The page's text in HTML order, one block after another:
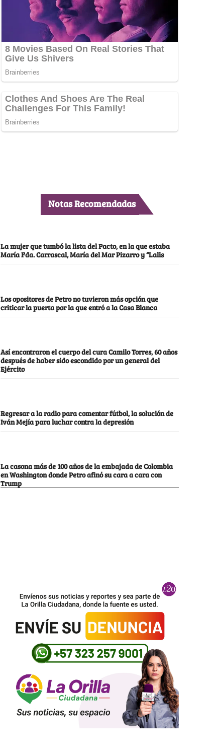
Notas Recomendadas
La mujer que tumbó la lista del Pacto, en la que estaba
María Fda. Carrascal, María del Mar Pizarro y “Lalis
Los opositores de Petro no tuvieron más opción que
criticar la puerta por la que entró a la Casa Blanca
Así encontraron el cuerpo del cura Camilo Torres, 60 años
después de haber sido escondido por un general del
Ejército
Regresar a la radio para comentar fútbol, la solución de
Iván Mejía para luchar contra la depresión
La casona más de 100 años de la embajada de Colombia
en Washington donde Petro afinó su cara a cara con
Trump